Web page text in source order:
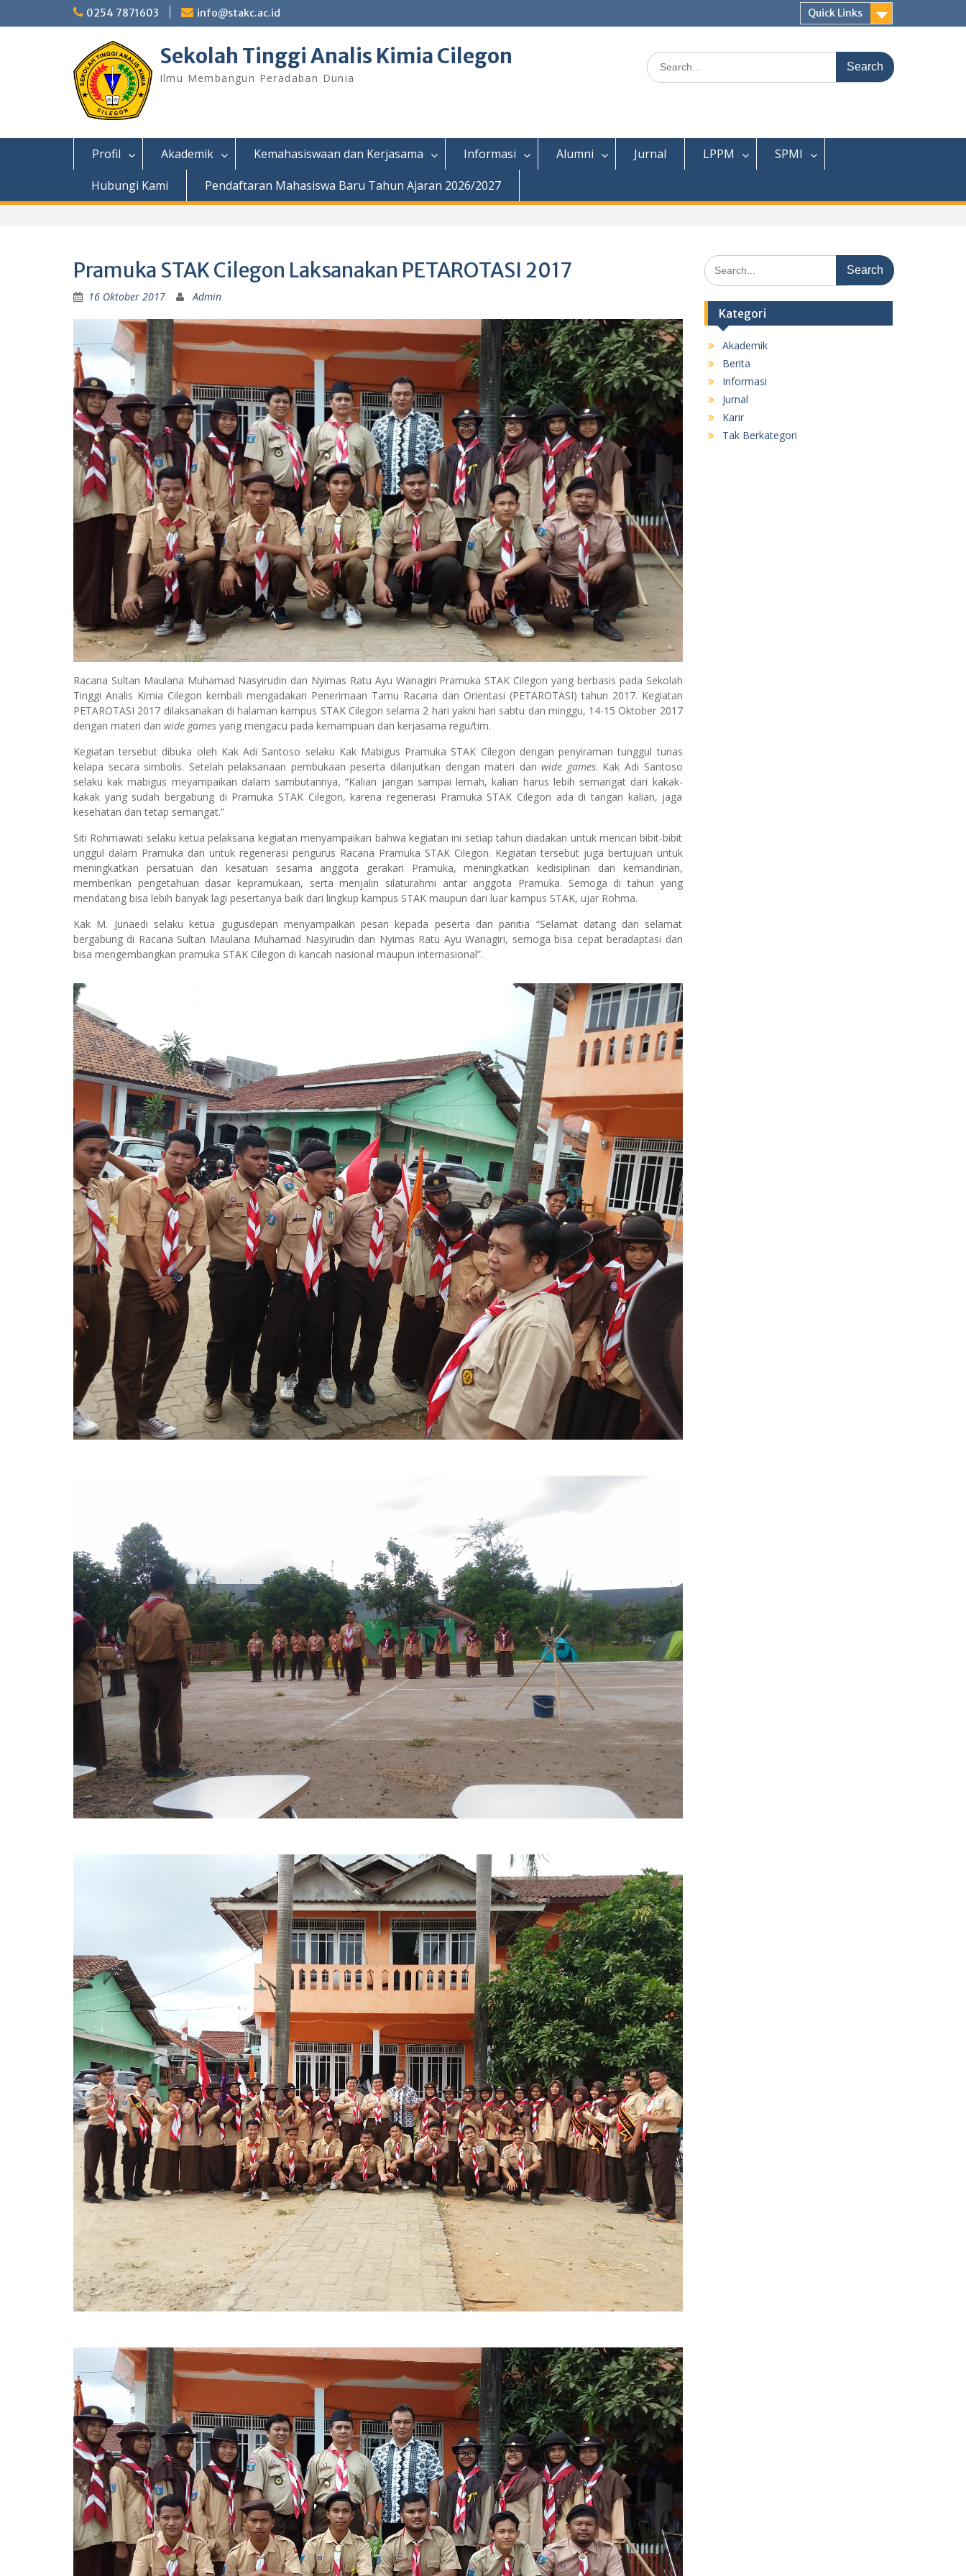
0254 7871603 info@stakc.ac.id Quick Links
Sekolah Tinggi Analis Kimia Cilegon
Ilmu Membangun Peradaban Dunia
Search
for:
Profil Akademik Kemahasiswaan dan Kerjasama Informasi Alumni Jurnal LPPM
SPMI
Hubungi Kami
Pendaftaran Mahasiswa Baru Tahun Ajaran 2026/2027
Pramuka STAK Cilegon Laksanakan PETAROTASI 2017
16 Oktober 2017 Admin
Racana Sultan Maulana Muhamad Nasyirudin dan Nyimas Ratu Ayu Wanagiri Pramuka STAK Cilegon yang berbasis pada Sekolah
Tinggi Analis Kimia Cilegon kembali mengadakan Penerimaan Tamu Racana dan Orientasi (PETAROTASI) tahun 2017. Kegiatan
PETAROTASI 2017 dilaksanakan di halaman kampus STAK Cilegon selama 2 hari yakni hari sabtu dan minggu, 14-15 Oktober 2017
dengan materi dan wide games yang mengacu pada kemampuan dan kerjasama regu/tim.
Kegiatan tersebut dibuka oleh Kak Adi Santoso selaku Kak Mabigus Pramuka STAK Cilegon dengan penyiraman tunggul tunas
kelapa secara simbolis. Setelah pelaksanaan pembukaan peserta dilanjutkan dengan materi danwide games. Kak Adi Santoso
selaku kak mabigus meyampaikan dalam sambutannya, “Kalian jangan sampai lemah, kalian harus lebih semangat dari kakak-
kakak yang sudah bergabung di Pramuka STAK Cilegon, karena regenerasi Pramuka STAK Cilegon ada di tangan kalian, jaga
kesehatan dan tetap semangat.”
Siti Rohmawati selaku ketua pelaksana kegiatan menyampaikan bahwa kegiatan ini setiap tahun diadakan untuk mencari bibit-bibit
unggul dalam Pramuka dan untuk regenerasi pengurus Racana Pramuka STAK Cilegon. Kegiatan tersebut juga bertujuan untuk
meningkatkan persatuan dan kesatuan sesama anggota gerakan Pramuka, meningkatkan kedisiplinan dan kemandirian,
memberikan pengetahuan dasar kepramukaan, serta menjalin silaturahmi antar anggota Pramuka. Semoga di tahun yang
mendatang bisa lebih banyak lagi pesertanya baik dari lingkup kampus STAK maupun dari luar kampus STAK, ujar Rohma.
Kak M. Junaedi selaku ketua gugusdepan menyampaikan pesan kepada peserta dan panitia “Selamat datang dan selamat
bergabung di Racana Sultan Maulana Muhamad Nasyirudin dan Nyimas Ratu Ayu Wanagiri, semoga bisa cepat beradaptasi dan
bisa mengembangkan pramuka STAK Cilegon di kancah nasional maupun internasional”.
Search
for:
Kategori
Akademik
Berita
Informasi
Jurnal
Karir
Tak Berkategori